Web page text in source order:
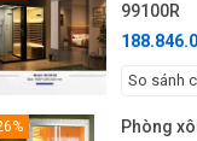
99100R
So sánh
Phòng